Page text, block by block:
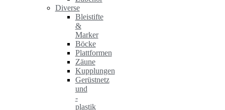
Diverse
Bleistifte
&
Marker
Böcke
Plattformen
Zäune
Kupplungen
Gerüstnetz
und
-
plastik